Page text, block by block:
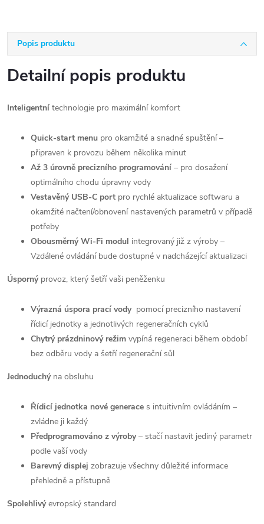
Popis produktu
Detailní popis produktu
Inteligentní technologie pro maximální komfort
Quick-start menu pro okamžité a snadné spuštění –
připraven k provozu během několika minut
Až 3 úrovně precizního programování – pro dosažení
optimálního chodu úpravny vody
Vestavěný USB-C port pro rychlé aktualizace softwaru a
okamžité načtení/obnovení nastavených parametrů v případě
potřeby
Obousměrný Wi-Fi modul integrovaný již z výroby –
Vzdálené ovládání bude dostupné v nadcházející aktualizaci
Úspornýprovoz, který šetří vaši peněženku
Výrazná úspora prací vodypomocí precizního nastavení
řídicí jednotky a jednotlivých regeneračních cyklů
Chytrý prázdninový režim vypíná regeneraci během období
bez odběru vody a šetří regenerační sůl
Jednoduchýna obsluhu
Řídicí jednotka nové generace s intuitivním ovládáním –
zvládne ji každý
Předprogramováno z výroby– stačí nastavit jediný parametr
podle vaší vody
Barevný displej zobrazuje všechny důležité informace
přehledně a přístupně
Spolehlivýevropský standard